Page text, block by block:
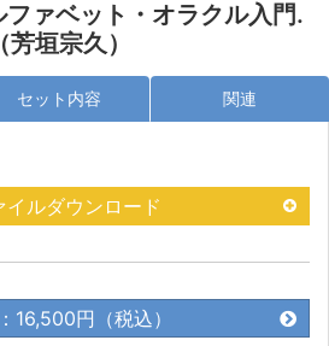
ァベット・オラクル入門.
（芳垣宗久）
セット内容 関連
イルダウンロード
16,500円（税込）